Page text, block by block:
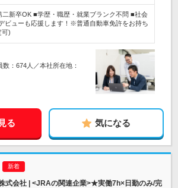
二新卒OK ■学歴・職歴・就業ブランク不問 ■社会
ビューも応援します！※普通自動車免許をお持ち
可)
：674人／本社所在地：
る 気になる
式会社 | <JRAの関連企業>★実働7h×日勤のみ/完